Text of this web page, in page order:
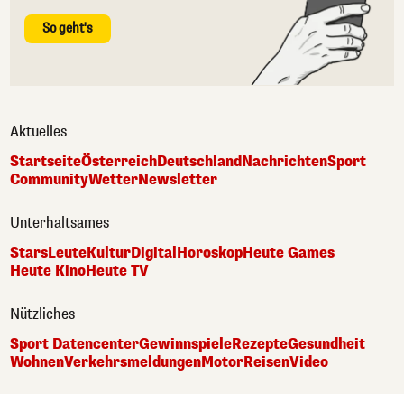
So geht's
Aktuelles
StartseiteÖsterreichDeutschlandNachrichtenSport
CommunityWetterNewsletter
Unterhaltsames
StarsLeuteKulturDigitalHoroskopHeute Games
Heute KinoHeute TV
Nützliches
Sport DatencenterGewinnspieleRezepteGesundheit
WohnenVerkehrsmeldungenMotorReisenVideo